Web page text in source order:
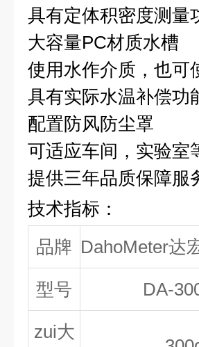
具有定体积密度测量
大容量PC材质水槽
使用水作介质，也可
具有实际水温补偿功
配置防风防尘罩
可适应车间，实验室
提供三年品质保障服
技术指标：
品牌 DahoMeter达
型号 DA-
zui大